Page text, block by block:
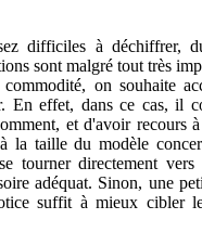
difficiles à déchiffrer,
sont malgré tout très
on souhaite
En effet, dans ce cas, il
et d'avoir recours
la taille du modèle
tourner directement
adéquat. Sinon, une
suffit à mieux cibler